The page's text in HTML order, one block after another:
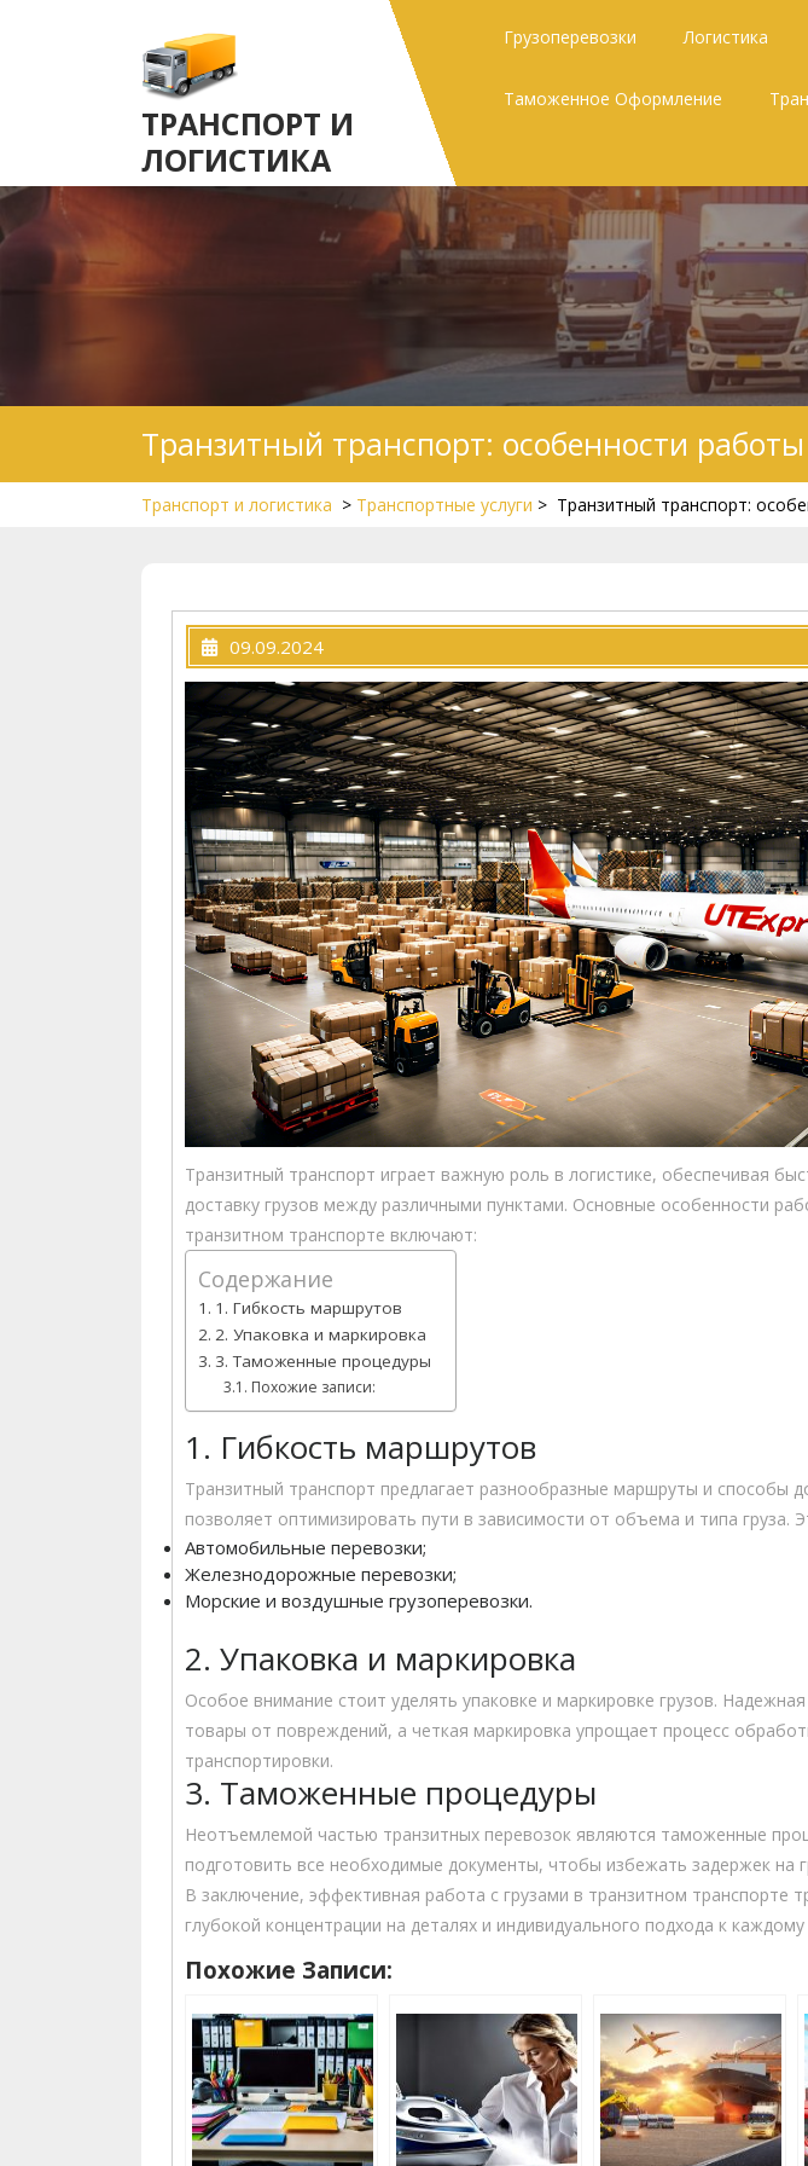
ТРАНСПОРТ И
ЛОГИСТИКА
Грузоперевозки Логистика
Таможенное Оформление
Транзитный транспорт: особенности работы
Транспорт и логистика > Транспортные услуги > Транзитный транспорт:
09.09.2024
Транзитный транспорт играет важную роль в логистике, обеспечивая
доставку грузов между различными пунктами. Основные особенности
транзитном транспорте включают:
Содержание
1. Гибкость маршрутов
2. Упаковка и маркировка
3. Таможенные процедуры
Похожие записи:
1. Гибкость маршрутов
Транзитный транспорт предлагает разнообразные маршруты и способы
позволяет оптимизировать пути в зависимости от объема и типа груза.
Автомобильные перевозки;
Железнодорожные перевозки;
Морские и воздушные грузоперевозки.
2. Упаковка и маркировка
Особое внимание стоит уделять упаковке и маркировке грузов.
товары от повреждений, а четкая маркировка упрощает процесс
транспортировки.
3. Таможенные процедуры
Неотъемлемой частью транзитных перевозок являются таможенные
подготовить все необходимые документы, чтобы избежать задержек на
В заключение, эффективная работа с грузами в транзитном транспорте
глубокой концентрации на деталях и индивидуального подхода к каждому
Похожие Записи: